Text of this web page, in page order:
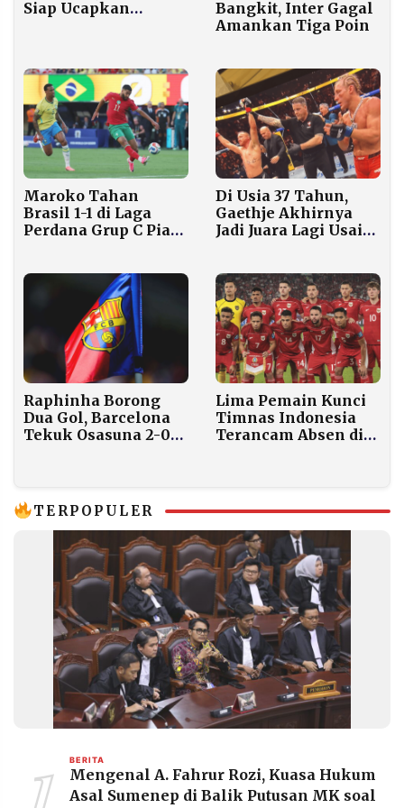
Siap Ucapkan
Bangkit, Inter Gagal
Amankan Tiga Poin
Maroko Tahan
Brasil 1-1 di Laga
Perdana Grup C Piala
Di Usia 37 Tahun,
Gaethje Akhirnya
Jadi Juara Lagi Usai
Raphinha Borong
Dua Gol, Barcelona
Tekuk Osasuna 2-0
Lima Pemain Kunci
Timnas Indonesia
Terancam Absen di
TERPOPULER
BERITA
Mengenal A. Fahrur Rozi, Kuasa Hukum
Asal Sumenep di Balik Putusan MK soal